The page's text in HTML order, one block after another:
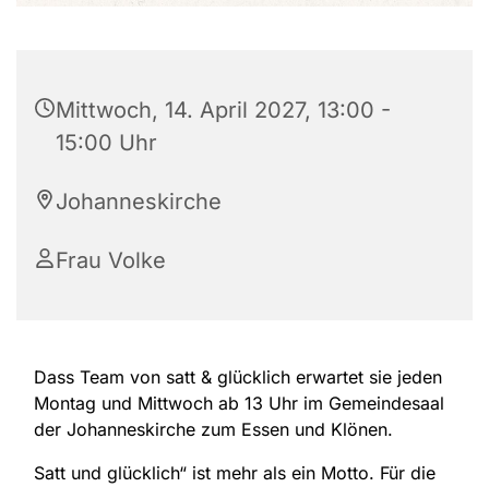
Mittwoch, 14. April 2027, 13:00 -
15:00 Uhr
Johanneskirche
Frau Volke
Dass Team von satt & glücklich erwartet sie jeden
Montag und Mittwoch ab 13 Uhr im Gemeindesaal
der Johanneskirche zum Essen und Klönen.
Satt und glücklich“ ist mehr als ein Motto. Für die